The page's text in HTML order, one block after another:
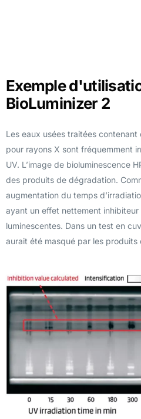
Exemple
BioLuminizer 2
Les eaux usées traitées
pour rayons X sont fréquemment
UV. L’image de bioluminescence
des produits de dégradation.
augmentation du temps
ayant un effet nettement inhibiteur
luminescentes. Dans un test en
aurait été masqué par les produits